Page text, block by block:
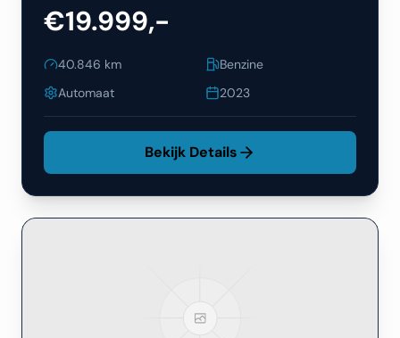
€19.999,-
40.846 km
Benzine
Automaat
2023
Bekijk Details